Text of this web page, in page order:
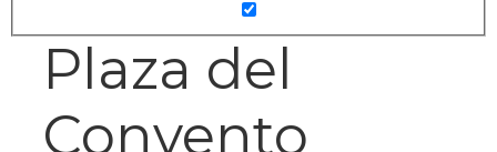
Plaza del
Convento